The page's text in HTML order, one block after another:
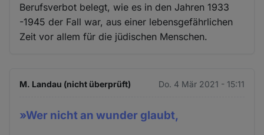
Berufsverbot belegt, wie es in den Jahren 1933
-1945 der Fall war, aus einer lebensgefährlichen
Zeit vor allem für die jüdischen Menschen.
M. Landau (nicht überprüft) Do. 4 Mär 2021 - 15:11
»Wer nicht an wunder glaubt,